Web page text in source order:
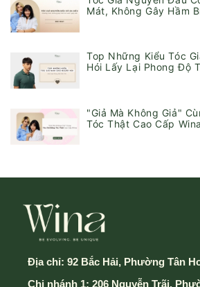
Mát, Không Gây Hầm
Top Những Kiểu Tóc
Hói Lấy Lại Phong Độ
"Giả Mà Không Giả"
Tóc Thật Cao Cấp Wina
Địa chỉ: 92 Bắc Hải, Phường Tân
Chi nhánh 1: 206 Nguyễn Trãi,